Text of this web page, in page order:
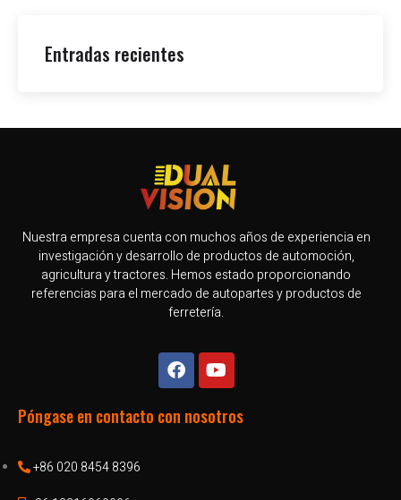
Entradas recientes
Nuestra empresa cuenta con muchos años de experiencia en
investigación y desarrollo de productos de automoción,
agricultura y tractores. Hemos estado proporcionando
referencias para el mercado de autopartes y productos de
ferretería.
Póngase en contacto con nosotros
+86 020 8454 8396